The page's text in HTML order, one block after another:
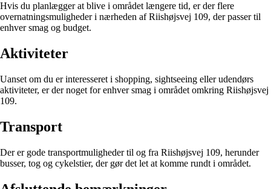
Hvis du planlægger at blive i området længere tid, er der flere
overnatningsmuligheder i nærheden af Riishøjsvej 109, der passer til
enhver smag og budget.
Aktiviteter
Uanset om du er interesseret i shopping, sightseeing eller udendørs
aktiviteter, er der noget for enhver smag i området omkring Riishøjsvej
109.
Transport
Der er gode transportmuligheder til og fra Riishøjsvej 109, herunder
busser, tog og cykelstier, der gør det let at komme rundt i området.